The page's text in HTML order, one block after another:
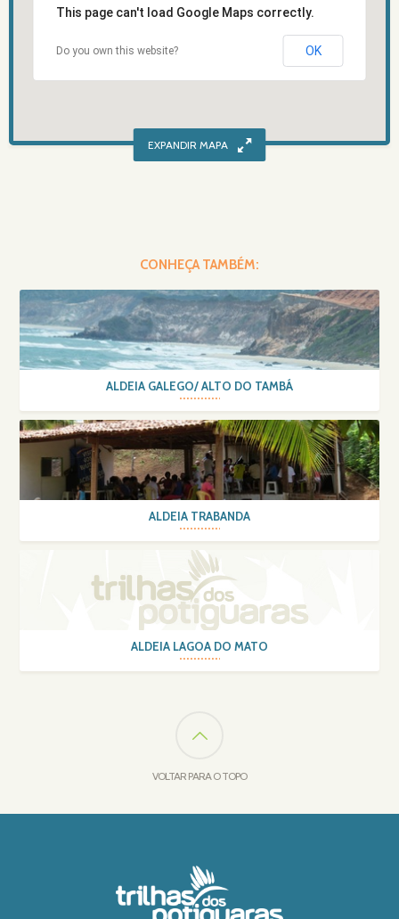
This page can't load Google Maps correctly.
Do you own this website? OK
CONHEÇA TAMBÉM:
ALDEIA GALEGO/ ALTO DO TAMBÁ
ALDEIA TRABANDA
ALDEIA LAGOA DO MATO
VOLTAR PARA O TOPO